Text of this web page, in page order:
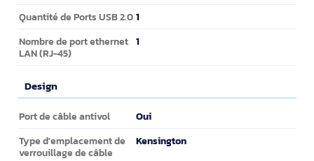
Quantité de Ports USB 2.0 1
Nombre de port ethernet
LAN (RJ-45)
1
Design
Design
Port de câble antivol Oui
Type d'emplacement de
verrouillage de câble
Kensington